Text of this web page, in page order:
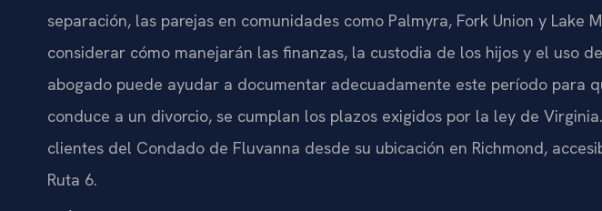
separación, las parejas en comunidades como Palmyra, Fork Union y Lake
considerar cómo manejarán las finanzas, la custodia de los hijos y el uso
abogado puede ayudar a documentar adecuadamente este período para
conduce a un divorcio, se cumplan los plazos exigidos por la ley de
clientes del Condado de Fluvanna desde su ubicación en Richmond,
Ruta 6.